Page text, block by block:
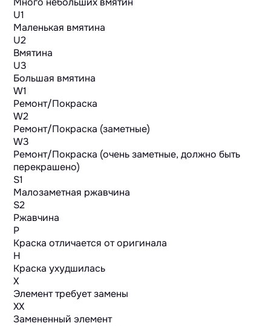
U1
Маленькая вмятина
U2
Вмятина
U3
Большая вмятина
W1
Ремонт/Покраска
W2
Ремонт/Покраска (заметные)
W3
Ремонт/Покраска (очень заметные, должно быть
перекрашено)
S1
Малозаметная ржавчина
S2
Ржавчина
P
Краска отличается от оригинала
H
Краска ухудшилась
X
Элемент требует замены
XX
Замененный элемент